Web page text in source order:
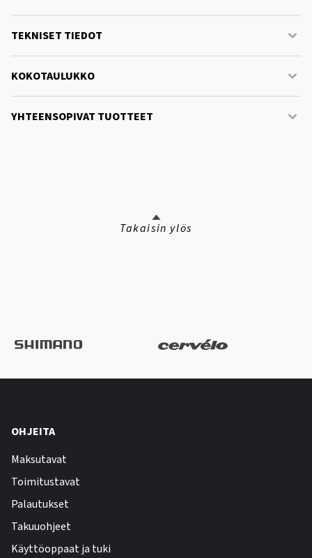
TEKNISET TIEDOT
KOKOTAULUKKO
YHTEENSOPIVAT TUOTTEET
Takaisin ylös
OHJEITA
Maksutavat
Toimitustavat
Palautukset
Takuuohjeet
Käyttöoppaat ja tuki